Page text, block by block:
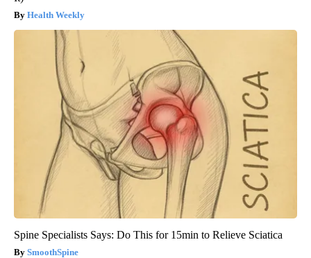
Health Weekly
Spine Specialists Says: Do This for 15min to Relieve Sciatica
SmoothSpine